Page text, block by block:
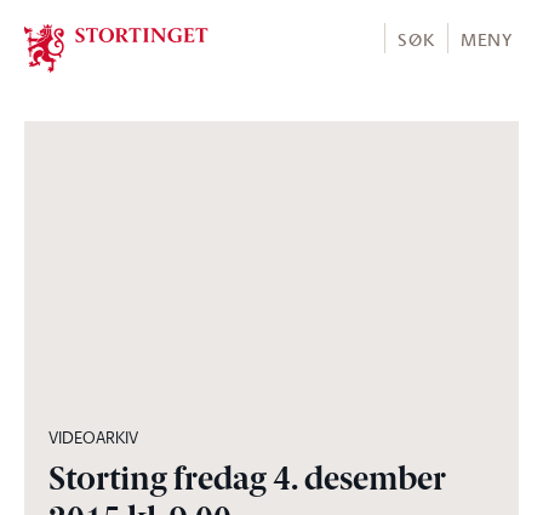
Stortinget.no
SØK MENY
VIDEOARKIV
Storting fredag 4. desember